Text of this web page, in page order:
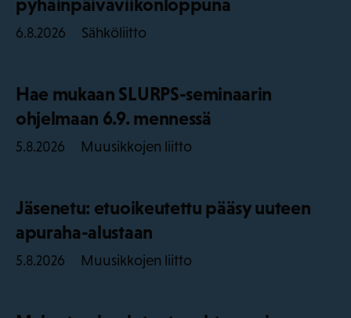
6.8.2026 Sähköliitto
Hae mukaan SLURPS-seminaarin
ohjelmaan 6.9. mennessä
5.8.2026 Muusikkojen liitto
Jäsenetu: etuoikeutettu pääsy uuteen
apuraha-alustaan
5.8.2026 Muusikkojen liitto